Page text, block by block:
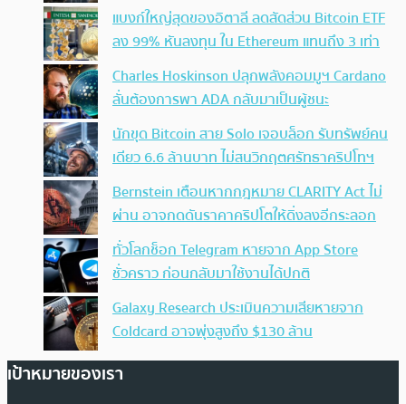
แบงก์ใหญ่สุดของอิตาลี ลดสัดส่วน Bitcoin ETF
ลง 99% หันลงทุน ใน Ethereum แทนถึง 3 เท่า
Charles Hoskinson ปลุกพลังคอมมูฯ Cardano
ลั่นต้องการพา ADA กลับมาเป็นผู้ชนะ
นักขุด Bitcoin สาย Solo เจอบล็อก รับทรัพย์คน
เดียว 6.6 ล้านบาท ไม่สนวิกฤตศรัทธาคริปโทฯ
Bernstein เตือนหากกฎหมาย CLARITY Act ไม่
ผ่าน อาจกดดันราคาคริปโตให้ดิ่งลงอีกระลอก
ทั่วโลกช็อก Telegram หายจาก App Store
ชั่วคราว ก่อนกลับมาใช้งานได้ปกติ
Galaxy Research ประเมินความเสียหายจาก
Coldcard อาจพุ่งสูงถึง $130 ล้าน
เป้าหมายของเรา